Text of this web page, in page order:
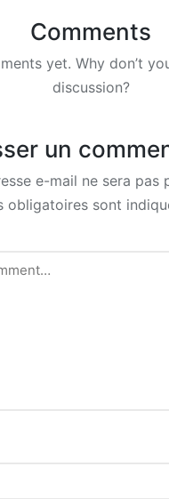
Comments
yet. Why don’t
discussion?
un
e-mail ne sera pas
obligatoires sont